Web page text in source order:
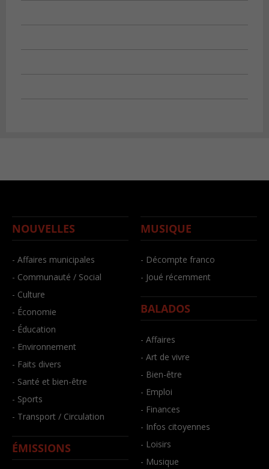
NOUVELLES
- Affaires municipales
- Communauté / Social
- Culture
- Économie
- Éducation
- Environnement
- Faits divers
- Santé et bien-être
- Sports
- Transport / Circulation
ÉMISSIONS
MUSIQUE
- Décompte franco
- Joué récemment
BALADOS
- Affaires
- Art de vivre
- Bien-être
- Emploi
- Finances
- Infos citoyennes
- Loisirs
- Musique